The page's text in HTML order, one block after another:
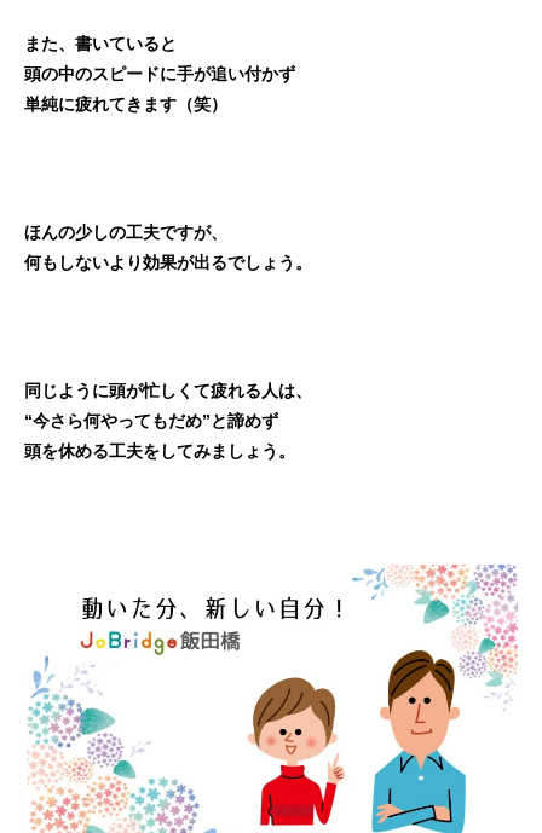
また、書いていると
頭の中のスピードに手が追い付かず
単純に疲れてきます（笑）
ほんの少しの工夫ですが、
何もしないより効果が出るでしょう。
同じように頭が忙しくて疲れる人は、
“今さら何やってもだめ”と諦めず
頭を休める工夫をしてみましょう。